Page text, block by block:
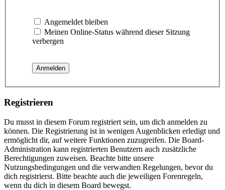
Angemeldet bleiben
Meinen Online-Status während dieser Sitzung
verbergen
Registrieren
Du musst in diesem Forum registriert sein, um dich anmelden zu
können. Die Registrierung ist in wenigen Augenblicken erledigt und
ermöglicht dir, auf weitere Funktionen zuzugreifen. Die Board-
Administration kann registrierten Benutzern auch zusätzliche
Berechtigungen zuweisen. Beachte bitte unsere
Nutzungsbedingungen und die verwandten Regelungen, bevor du
dich registrierst. Bitte beachte auch die jeweiligen Forenregeln,
wenn du dich in diesem Board bewegst.